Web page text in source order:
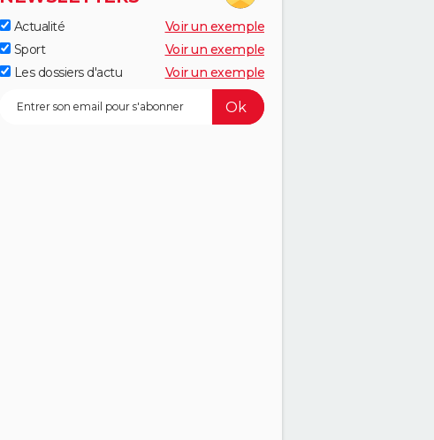
Actualité
Voir un exemple
Sport
Voir un exemple
Les dossiers d'actu
Voir un exemple